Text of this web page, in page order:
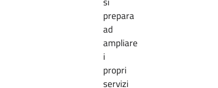
prepara
ad
ampliare
i
propri
servizi